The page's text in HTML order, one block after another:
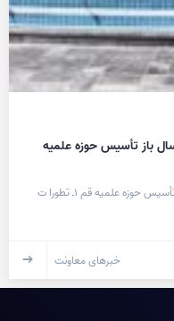
باز تأسیس حوزه علمیه
🔰سلسله نشست های علمی یکصدمین سال باز تأسیس حوزه علمیه قم ۱ـ تطورا ت
خبرهای معاونت